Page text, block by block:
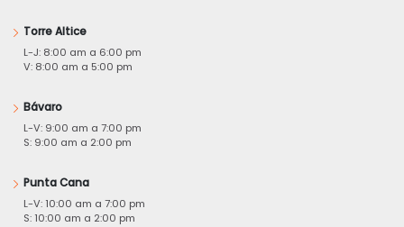
Torre Altice
L-J: 8:00 am a 6:00 pm
V: 8:00 am a 5:00 pm
Bávaro
L-V: 9:00 am a 7:00 pm
S: 9:00 am a 2:00 pm
Punta Cana
L-V: 10:00 am a 7:00 pm
S: 10:00 am a 2:00 pm